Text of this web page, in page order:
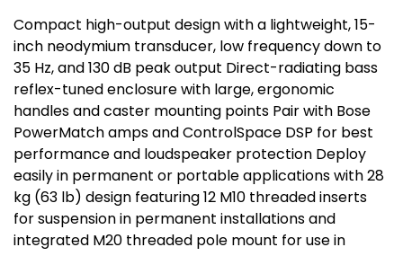
Compact high-output design with a lightweight, 15-
inch neodymium transducer, low frequency down to
35 Hz, and 130 dB peak output Direct-radiating bass
reflex-tuned enclosure with large, ergonomic
handles and caster mounting points Pair with Bose
PowerMatch amps and ControlSpace DSP for best
performance and loudspeaker protection Deploy
easily in permanent or portable applications with 28
kg (63 lb) design featuring 12 M10 threaded inserts
for suspension in permanent installations and
integrated M20 threaded pole mount for use in